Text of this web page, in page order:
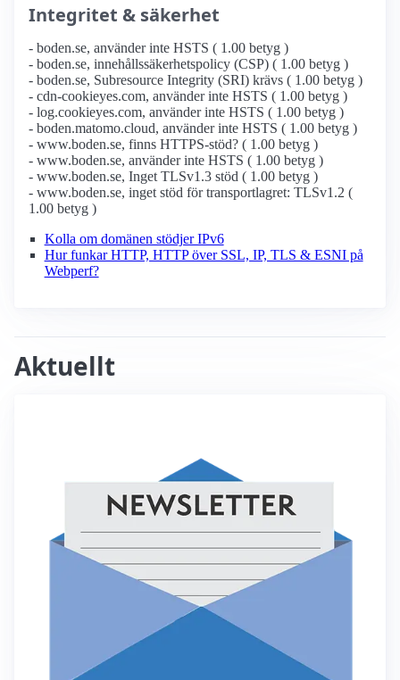
Integritet & säkerhet
- boden.se, använder inte HSTS ( 1.00 betyg )
- boden.se, innehållssäkerhetspolicy (CSP) ( 1.00 betyg )
- boden.se, Subresource Integrity (SRI) krävs ( 1.00 betyg )
- cdn-cookieyes.com, använder inte HSTS ( 1.00 betyg )
- log.cookieyes.com, använder inte HSTS ( 1.00 betyg )
- boden.matomo.cloud, använder inte HSTS ( 1.00 betyg )
- www.boden.se, finns HTTPS-stöd? ( 1.00 betyg )
- www.boden.se, använder inte HSTS ( 1.00 betyg )
- www.boden.se, Inget TLSv1.3 stöd ( 1.00 betyg )
- www.boden.se, inget stöd för transportlagret: TLSv1.2 (
1.00 betyg )
Kolla om domänen stödjer IPv6
Hur funkar HTTP, HTTP över SSL, IP, TLS & ESNI på
Webperf?
Aktuellt